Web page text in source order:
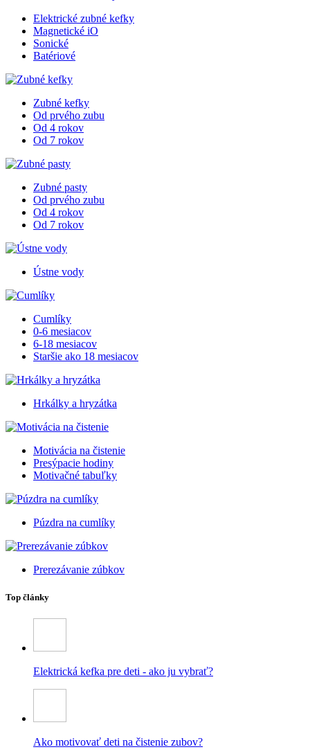
Elektrické zubné kefky
Magnetické iO
Sonické
Batériové
Zubné kefky
Od prvého zubu
Od 4 rokov
Od 7 rokov
Zubné pasty
Od prvého zubu
Od 4 rokov
Od 7 rokov
Ústne vody
Cumlíky
0-6 mesiacov
6-18 mesiacov
Staršie ako 18 mesiacov
Hrkálky a hryzátka
Motivácia na čistenie
Presýpacie hodiny
Motivačné tabuľky
Púzdra na cumlíky
Prerezávanie zúbkov
Top články
Elektrická kefka pre deti - ako ju vybrať?
Ako motivovať deti na čistenie zubov?